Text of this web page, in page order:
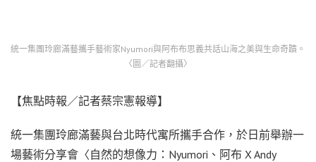
統一集團玲廊滿藝攜手藝術家Nyumori與阿布布思義共話山海之美與生命奇蹟。
〈圖／記者翻攝〉
【焦點時報／記者蔡宗憲報導】
統一集團玲廊滿藝與台北時代寓所攜手合作，於日前舉辦一
場藝術分享會〈自然的想像力：Nyumori、阿布 X Andy